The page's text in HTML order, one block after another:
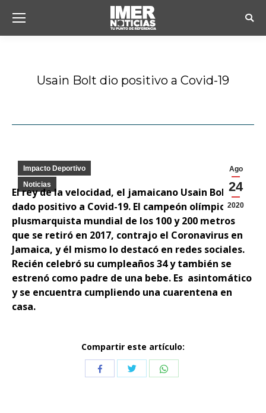
Usain Bolt dio positivo a Covid-19
Ago
24
2020
Impacto Deportivo
Noticias
El rey de la velocidad, el jamaicano Usain Bolt ha
dado positivo a Covid-19. El campeón olímpico y
plusmarquista mundial de los 100 y 200 metros
que se retiró en 2017, contrajo el Coronavirus en
Jamaica, y él mismo lo destacó en redes sociales.
Recién celebró su cumpleaños 34 y también se
estrenó como padre de una bebe. Es asintomático
y se encuentra cumpliendo una cuarentena en
casa.
Compartir este artículo:
CompartirCompartirCompartir